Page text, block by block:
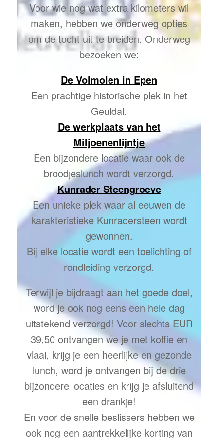
Voor wie nog wat extra kilometers wil
maken, hebben we onderweg opties
om de tocht uit te breiden. Onderweg
bezoeken we:
De Volmolen in Epen
Een prachtige historische plek in het
Geuldal.
De werkplaats van het
Miljoenenlijntje
Een bijzondere locatie waar ook de
broodjeslunch wordt verzorgd.
Kunrader Steengroeve
Een unieke plek waar al eeuwen de
karakteristieke Kunradersteen wordt
gewonnen.
Bij elke locatie wordt een toelichting of
rondleiding verzorgd.
Terwijl je bijdraagt aan het goede doel,
word je ook nog eens een hele dag
uitstekend verzorgd! Voor slechts EUR
39,50 ontvangen we je met koffie en
vlaai, krijg je een heerlijke en gezonde
lunch, word je ontvangen bij de drie
bijzondere locaties en krijg je afsluitend
een drankje!
En voor de snelle beslissers hebben we
ook nog een aantrekkelijke korting van